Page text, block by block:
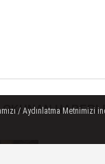
OKUNAN
Gram Altın
/ Aydınlatma